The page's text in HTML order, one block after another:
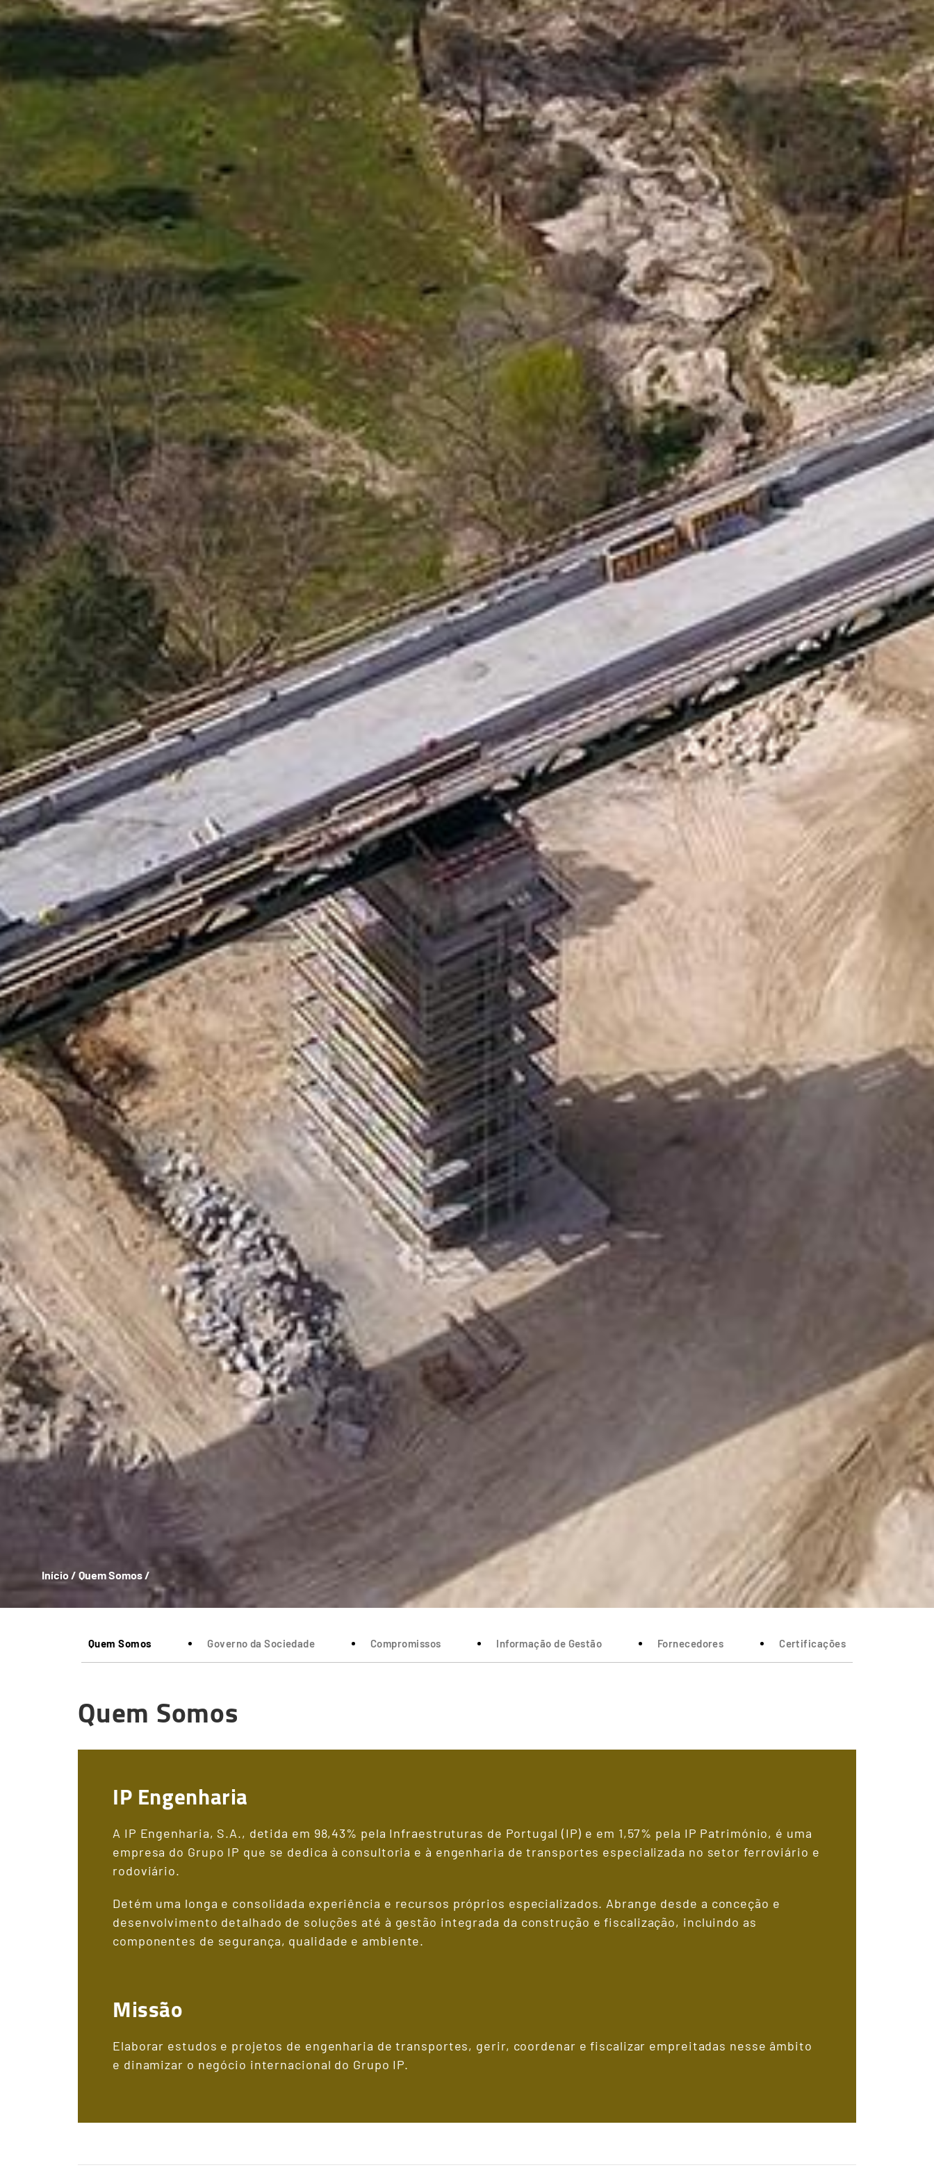
Início / Quem Somos /
Quem Somos Governo da Sociedade Compromissos Informação de Gestão Fornecedores Certificações
Quem Somos
IP Engenharia
A IP Engenharia, S.A., detida em 98,43% pela Infraestruturas de Portugal (IP) e em 1,57% pela IP Património, é uma
empresa do Grupo IP que se dedica à consultoria e à engenharia de transportes especializada no setor ferroviário e
rodoviário.
Detém uma longa e consolidada experiência e recursos próprios especializados. Abrange desde a conceção e
desenvolvimento detalhado de soluções até à gestão integrada da construção e fiscalização, incluindo as
componentes de segurança, qualidade e ambiente.
Missão
Elaborar estudos e projetos de engenharia de transportes, gerir, coordenar e fiscalizar empreitadas nesse âmbito
e dinamizar o negócio internacional do Grupo IP.